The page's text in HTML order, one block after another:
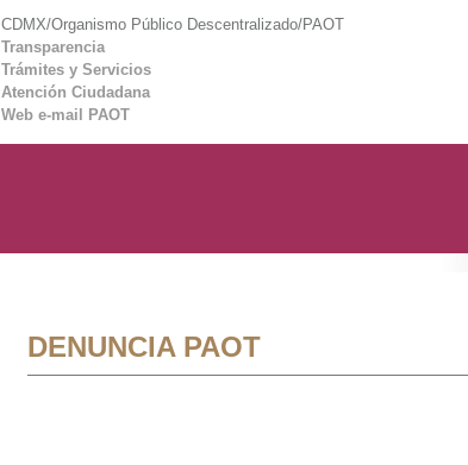
CDMX/Organismo Público Descentralizado/PAOT
Transparencia
Trámites y Servicios
Atención Ciudadana
Web e-mail PAOT
DENUNCIA PAOT